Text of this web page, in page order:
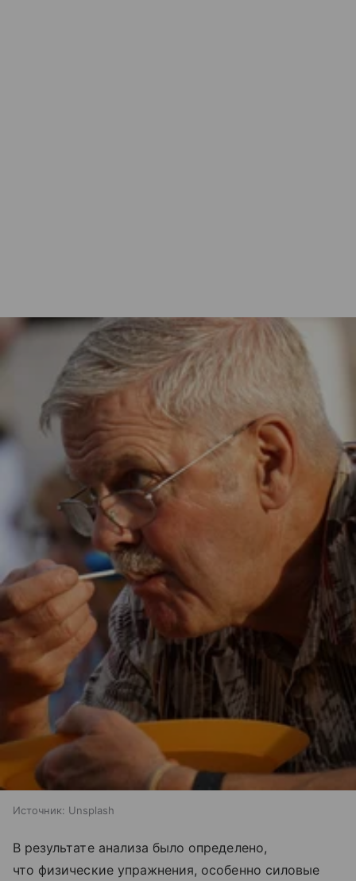
Источник: Unsplash
В результате анализа было определено,
что физические упражнения, особенно силовые